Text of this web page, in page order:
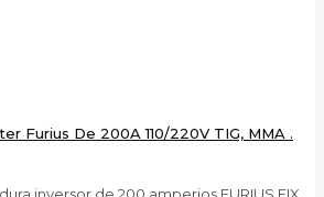
Furius De 200A 110/220V TIG, MMA .